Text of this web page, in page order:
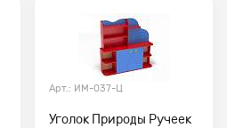
Арт.: ИМ-037-Ц
Уголок Природы Ручеек